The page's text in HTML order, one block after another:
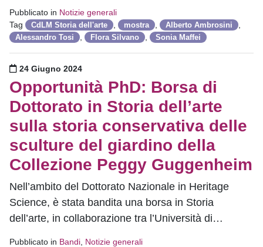
Pubblicato in Notizie generali
Tag
CdLM Storia dell'arte mostra Alberto Ambrosini
Alessandro Tosi Flora Silvano Sonia Maffei
Pubblicato il
24 Giugno 2024
Opportunità PhD: Borsa di
Dottorato in Storia dell’arte
sulla storia conservativa delle
sculture del giardino della
Collezione Peggy Guggenheim
Nell’ambito del Dottorato Nazionale in Heritage
Science, è stata bandita una borsa in Storia
dell’arte, in collaborazione tra l’Università di…
Pubblicato in Bandi Notizie generali